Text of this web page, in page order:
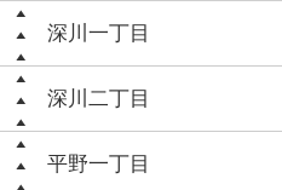
深川一丁目
深川二丁目
平野一丁目